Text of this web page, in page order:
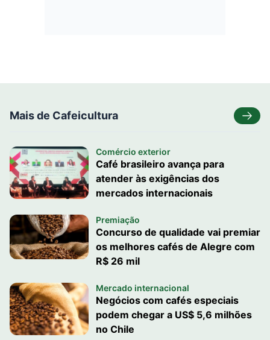
Mais de Cafeicultura
Comércio exterior
Café brasileiro avança para
atender às exigências dos
mercados internacionais
Premiação
Concurso de qualidade vai premiar
os melhores cafés de Alegre com
R$ 26 mil
Mercado internacional
Negócios com cafés especiais
podem chegar a US$ 5,6 milhões
no Chile